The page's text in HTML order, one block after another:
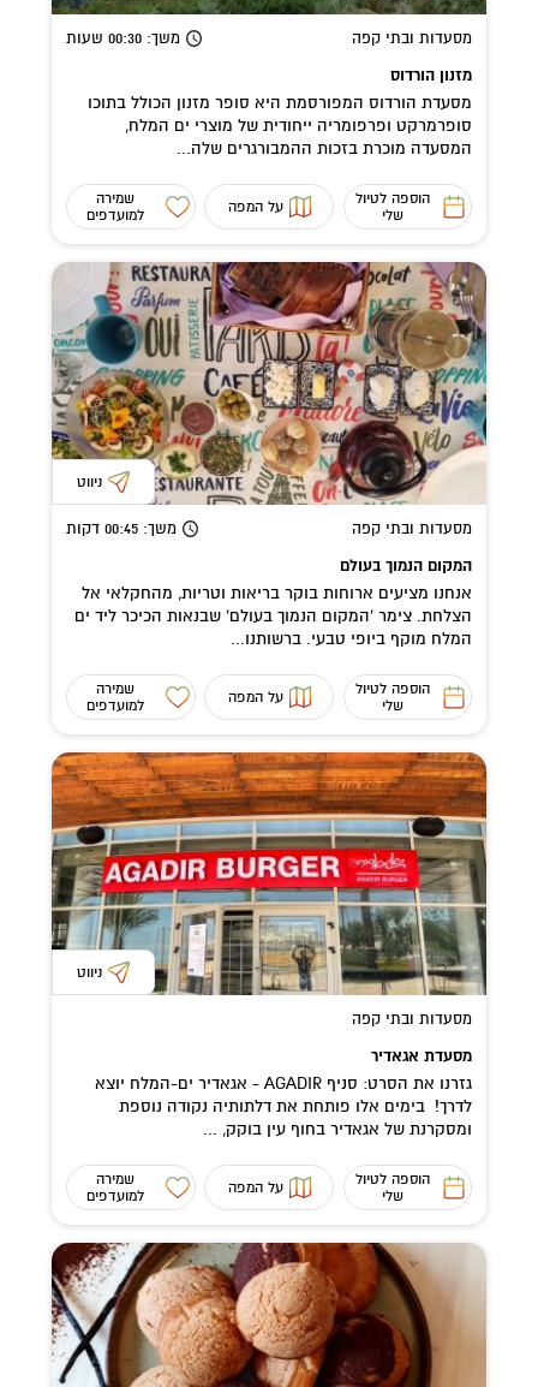
מסעדות ובתי קפה משך: 00:30 שעות
מזנון הורדוס
מסעדת הורדוס המפורסמת היא סופר מזנון הכולל בתוכו
סופרמרקט ופרפומריה ייחודית של מוצרי ים המלח,
המסעדה מוכרת בזכות ההמבורגרים שלה...
הוספה לטיול
שלי
על המפה
שמירה
למועדפים
ניווט
מסעדות ובתי קפה משך: 00:45 דקות
המקום הנמוך בעולם
אנחנו מציעים ארוחות בוקר בריאות וטריות, מהחקלאי אל
הצלחת. צימר ‘המקום הנמוך בעולם’ שבנאות הכיכר ליד ים
המלח מוקף ביופי טבעי. ברשותנו...
הוספה לטיול
שלי
על המפה
שמירה
למועדפים
ניווט
מסעדות ובתי קפה
מסעדת אגאדיר
גזרנו את הסרט: סניף AGADIR - אגאדיר ים-המלח יוצא
לדרך! בימים אלו פותחת את דלתותיה נקודה נוספת
ומסקרנת של אגאדיר בחוף עין בוקק, ...
הוספה לטיול
שלי
על המפה
שמירה
למועדפים